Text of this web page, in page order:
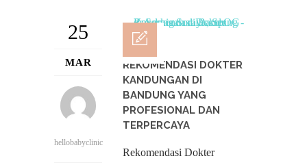
25
MAR
hellobabyclinic
REKOMENDASI DOKTER
KANDUNGAN DI
BANDUNG YANG
PROFESIONAL DAN
TERPERCAYA
Rekomendasi Dokter